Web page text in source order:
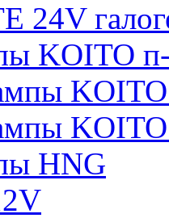
24V
KOITO
HNG